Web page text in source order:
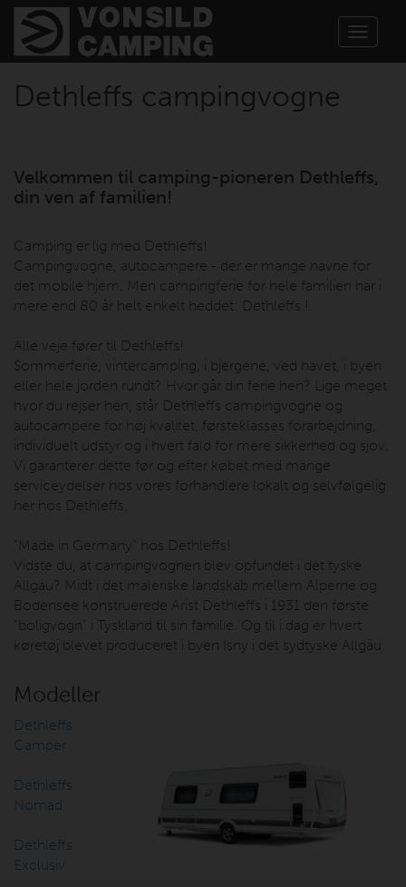
Toggle
Dethleffs campingvogne
Velkommen til camping-pioneren Dethleffs,
din ven af familien!
Camping er lig med Dethleffs!
Campingvogne, autocampere - der er mange navne for
det mobile hjem. Men campingferie for hele familien har i
mere end 80 år helt enkelt heddet: Dethleffs !
Alle veje fører til Dethleffs!
Sommerferie, vintercamping, i bjergene, ved havet, i byen
eller hele jorden rundt? Hvor går din ferie hen? Lige meget
hvor du rejser hen, står Dethleffs campingvogne og
autocampere for høj kvalitet, førsteklasses forarbejdning,
individuelt udstyr og i hvert fald for mere sikkerhed og sjov.
Vi garanterer dette før og efter købet med mange
serviceydelser hos vores forhandlere lokalt og selvfølgelig
her hos Dethleffs.
"Made in Germany" hos Dethleffs!
Vidste du, at campingvognen blev opfundet i det tyske
Allgäu? Midt i det maleriske landskab mellem Alperne og
Bodensee konstruerede Arist Dethleffs i 1931 den første
"boligvogn" i Tyskland til sin familie. Og til i dag er hvert
køretøj blevet produceret i byen Isny i det sydtyske Allgäu.
Modeller
Dethleffs
Camper
Dethleffs
Nomad
Dethleffs
Exclusiv